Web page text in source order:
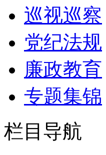
巡视巡察
党纪法规
廉政教育
专题集锦
栏目导航